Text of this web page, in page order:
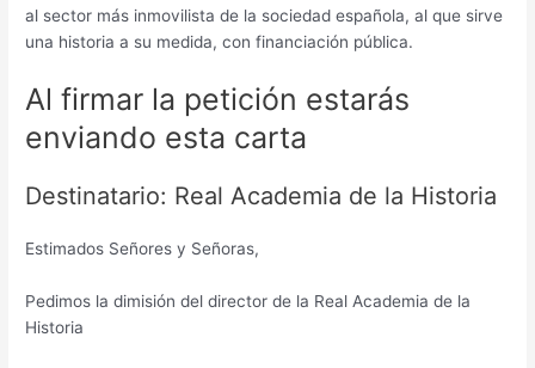
al sector más inmovilista de la sociedad española, al que sirve
una historia a su medida, con financiación pública.
Al firmar la petición estarás
enviando esta carta
Destinatario: Real Academia de la Historia
Estimados Señores y Señoras,
Pedimos la dimisión del director de la Real Academia de la
Historia